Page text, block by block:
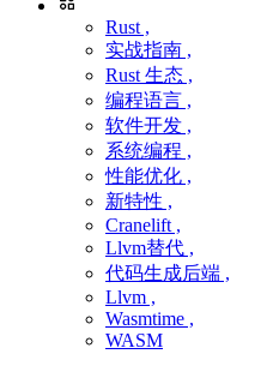
Rust ,
实战指南 ,
Rust 生态 ,
编程语言 ,
软件开发 ,
系统编程 ,
性能优化 ,
新特性 ,
Cranelift ,
Llvm替代 ,
代码生成后端 ,
Llvm ,
Wasmtime ,
WASM